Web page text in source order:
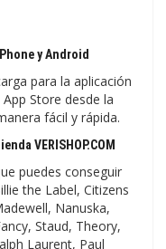
y Android
para la aplicación
Store desde la
fácil y rápida.
VERISHOP.COM
puedes conseguir
the Label, Citizens
Nanuska,
Staud, Theory,
Laurent, Paul